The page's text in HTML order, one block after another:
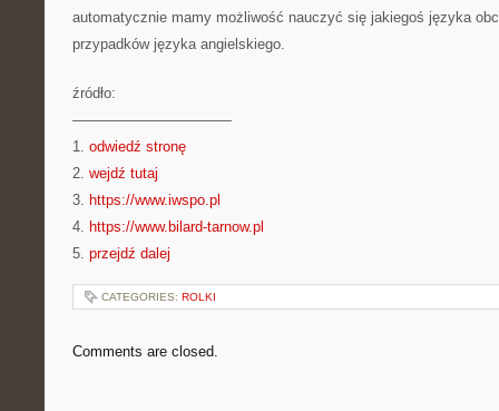
automatycznie mamy możliwość nauczyć się jakiegoś języka
przypadków języka angielskiego.
źródło:
———————————
1. odwiedź stronę
2. wejdź tutaj
3. https://www.iwspo.pl
4. https://www.bilard-tarnow.pl
5. przejdź dalej
CATEGORIES: ROLKI
Comments are closed.